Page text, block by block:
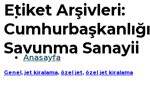
Anasayfa
Etiket Arşivleri:
Cumhurbaşkanlığı
Savunma Sanayii
Genel , jet kiralama, özel jet, özel jet kiralama